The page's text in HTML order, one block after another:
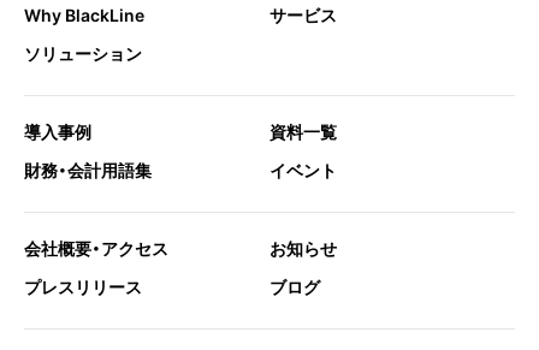
Why BlackLine
サービス
ソリューション
導入事例
資料一覧
財務・会計用語集
イベント
会社概要・アクセス
お知らせ
プレスリリース
ブログ